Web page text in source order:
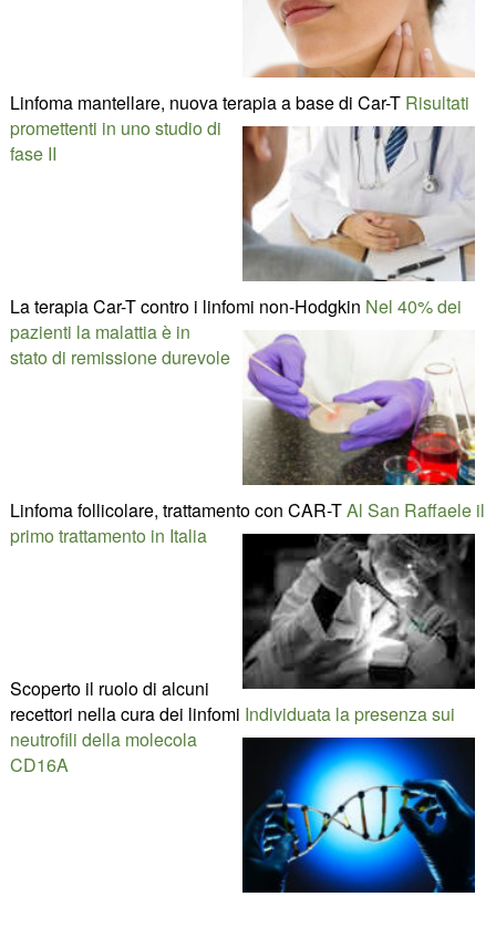
Linfoma mantellare, nuova terapia a base di Car-T Risultati
promettenti in uno studio di
fase II
La terapia Car-T contro i linfomi non-Hodgkin Nel 40% dei
pazienti la malattia è in
stato di remissione durevole
Linfoma follicolare, trattamento con CAR-TAl San Raffaele il
primo trattamento in Italia
Scoperto il ruolo di alcuni
recettori nella cura dei linfomi Individuata la presenza sui
neutrofili della molecola
CD16A